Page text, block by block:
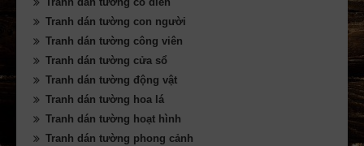
Tranh dán tường con người
Tranh dán tường công viên
Tranh dán tường cửa sổ
Tranh dán tường động vật
Tranh dán tường hoa lá
Tranh dán tường hoạt hình
Tranh dán tường phong cảnh